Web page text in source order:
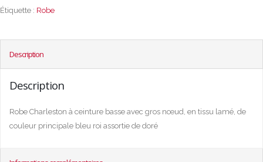
Étiquette : Robe
Description
Description
Robe Charleston à ceinture basse avec gros nœud, en tissu lamé, de
couleur principale bleu roi assortie de doré